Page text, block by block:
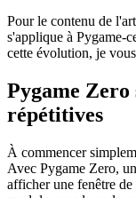
Pour le contenu de
s'applique à Pygame-
cette évolution, je
Pygame
répétitives
À commencer
Avec Pygame Zero,
afficher une fenêtre